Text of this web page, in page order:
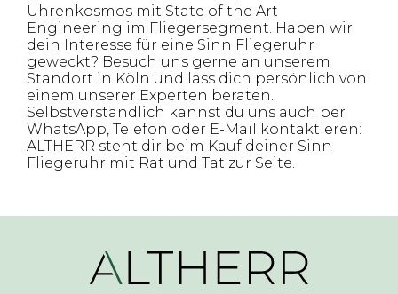
Uhrenkosmos mit State of the Art
Engineering im Fliegersegment. Haben wir
dein Interesse für eine Sinn Fliegeruhr
geweckt? Besuch uns gerne an unserem
Standort in Köln und lass dich persönlich von
einem unserer Experten beraten.
Selbstverständlich kannst du uns auch per
WhatsApp, Telefon oder E-Mail kontaktieren:
ALTHERR steht dir beim Kauf deiner Sinn
Fliegeruhr mit Rat und Tat zur Seite.